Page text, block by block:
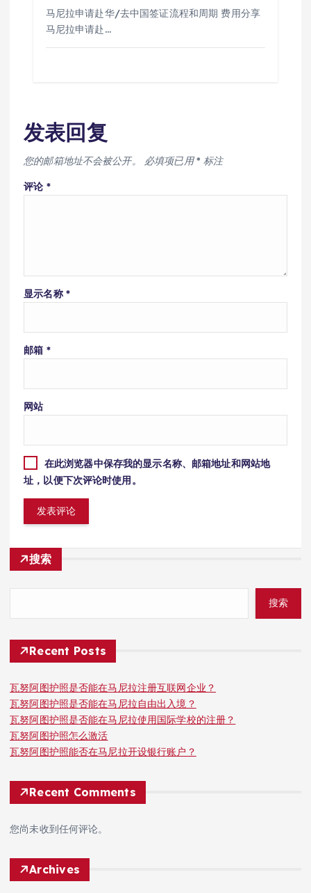
马尼拉申请赴华/去中国签证流程和周期 费用分享
马尼拉申请赴…
发表回复
您的邮箱地址不会被公开。 必填项已用* 标注
评论 *
显示名称 *
邮箱 *
网站
在此浏览器中保存我的显示名称、邮箱地址和网站地
址，以便下次评论时使用。
搜索
搜索
Recent Posts
瓦努阿图护照是否能在马尼拉注册互联网企业？
瓦努阿图护照是否能在马尼拉自由出入境？
瓦努阿图护照是否能在马尼拉使用国际学校的注册？
瓦努阿图护照怎么激活
瓦努阿图护照能否在马尼拉开设银行账户？
Recent Comments
您尚未收到任何评论。
Archives